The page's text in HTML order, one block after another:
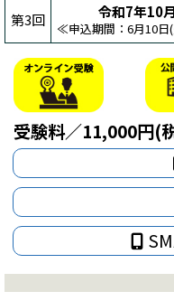
第3回 令和7年10
≪申込期間：6月10
受験料／11,000円(